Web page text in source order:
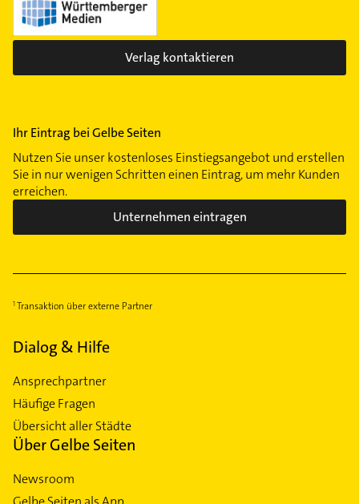
Verlag kontaktieren
Ihr Eintrag bei Gelbe Seiten
Nutzen Sie unser kostenloses Einstiegsangebot und erstellen
Sie in nur wenigen Schritten einen Eintrag, um mehr Kunden
erreichen.
Unternehmen eintragen
Transaktion über externe Partner
Dialog & Hilfe
Ansprechpartner
Häufige Fragen
Übersicht aller Städte
Über Gelbe Seiten
Newsroom